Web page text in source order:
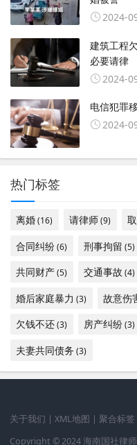
2024-
建筑工程
必要请律
2024-
电信犯罪
2024-
热门标签
离婚(16) 请律师(9)
合同纠纷(6) 刑事拘留 (5)
共同财产(5) 交通事故 (4)
婚后家庭暴力 (3) 故意伤
欠钱不还(3) 房产纠纷(3)
夫妻共同债务 (3)
关于我们 XML地图 聚合标签
Copyright © 2024 海南国社律